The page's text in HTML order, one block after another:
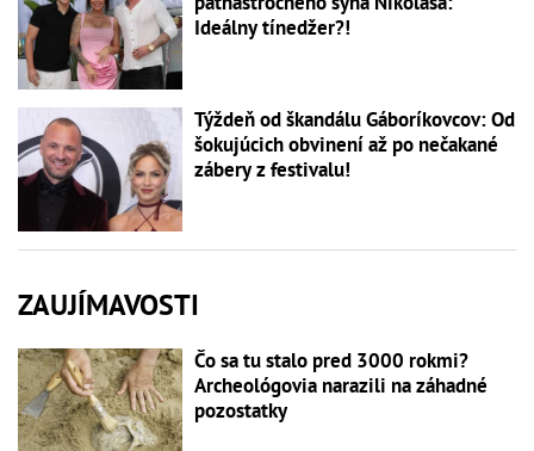
Ideálny tínedžer?!
Týždeň od škandálu Gáboríkovcov: Od
šokujúcich obvinení až po nečakané
zábery z festivalu!
ZAUJÍMAVOSTI
Čo sa tu stalo pred 3000 rokmi?
Archeológovia narazili na záhadné
pozostatky